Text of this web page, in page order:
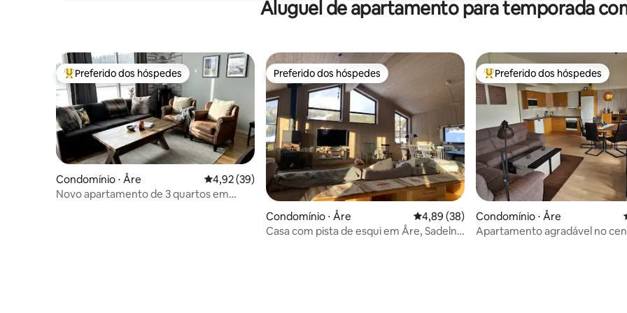
Aluguel de apartamento para temporada
Entre os melhores preferidos dos hóspedes
Preferido dos hóspedes
Condomínio ⋅ Åre 4,92 de uma avaliação média de 5, 39 avaliações
4,92 (39)
Novo apartamento de 3 quartos em
Preferido dos hóspedes
Preferido dos hóspedes
Condomínio ⋅ Åre 4,89 de uma avaliação média de 5, 38
4,89 (38)
Casa com pista de esqui em Åre, Sadeln,
Entre os melhores preferidos
Preferido dos hóspedes
Condomínio ⋅ Åre
Apartamento agradável no